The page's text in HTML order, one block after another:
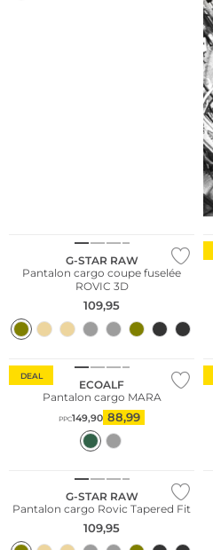
G-STAR RAW
Pantalon cargo coupe fuselée
ROVIC 3D
109,95
DEAL
Durable
ECOALF
Pantalon cargo MARA
PPC149,90 88,99
G-STAR RAW
Pantalon cargo Rovic Tapered Fit
109,95